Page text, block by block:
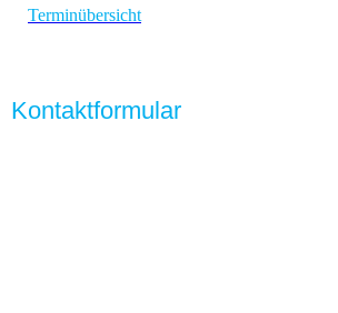
Terminübersicht
Kontaktformular